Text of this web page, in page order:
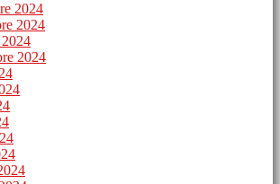
2024
2024
2024